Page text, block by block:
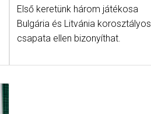
Első keretünk három játékosa
Bulgária és Litvánia korosztályos
csapata ellen bizonyíthat.